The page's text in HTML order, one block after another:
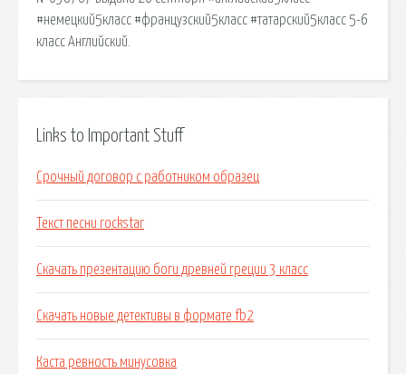
#немецкий5класс #французский5класс #татарский5класс 5-6
класс Английский.
Links to Important Stuff
Срочный договор с работником образец
Текст песни rockstar
Скачать презентацию боги древней греции 3 класс
Скачать новые детективы в формате fb2
Каста ревность минусовка